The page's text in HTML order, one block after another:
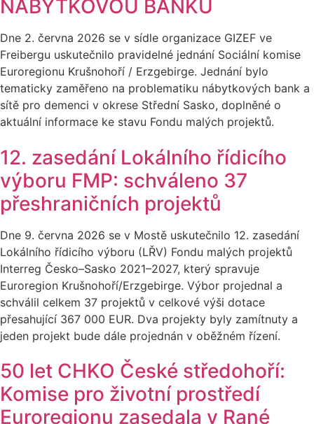
NÁBYTKOVOU BANKU
Dne 2. června 2026 se v sídle organizace GIZEF ve
Freibergu uskutečnilo pravidelné jednání Sociální komise
Euroregionu Krušnohoří / Erzgebirge. Jednání bylo
tematicky zaměřeno na problematiku nábytkových bank a
sítě pro demenci v okrese Střední Sasko, doplněné o
aktuální informace ke stavu Fondu malých projektů.
12. zasedání Lokálního řídicího
výboru FMP: schváleno 37
přeshraničních projektů
Dne 9. června 2026 se v Mostě uskutečnilo 12. zasedání
Lokálního řídicího výboru (LŘV) Fondu malých projektů
Interreg Česko–Sasko 2021–2027, který spravuje
Euroregion Krušnohoří/Erzgebirge. Výbor projednal a
schválil celkem 37 projektů v celkové výši dotace
přesahující 367 000 EUR. Dva projekty byly zamítnuty a
jeden projekt bude dále projednán v oběžném řízení.
50 let CHKO České středohoří:
Komise pro životní prostředí
Euroregionu zasedala v Rané